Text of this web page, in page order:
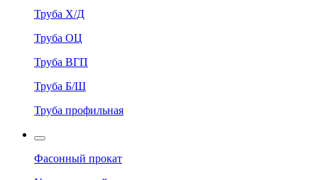
Труба Х/Д
Труба ОЦ
Труба ВГП
Труба Б/Ш
Труба профильная
Фасонный прокат